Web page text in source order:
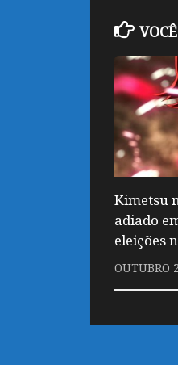
Kimetsu
adiado
eleições
OUTUBRO